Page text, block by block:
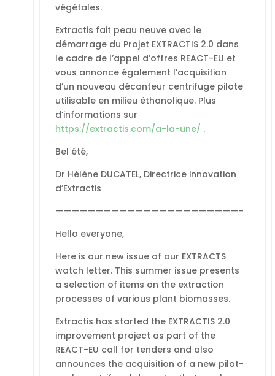
végétales.
Extractis fait peau neuve avec le
démarrage du Projet EXTRACTIS 2.0 dans
le cadre de l’appel d’offres REACT-EU et
vous annonce également l’acquisition
d’un nouveau décanteur centrifuge pilote
utilisable en milieu éthanolique. Plus
d’informations sur
https://extractis.com/a-la-une/ .
Bel été,
Dr Hélène DUCATEL, Directrice innovation
d’Extractis
———————————————————————-
Hello everyone,
Here is our new issue of our EXTRACTS
watch letter. This summer issue presents
a selection of items on the extraction
processes of various plant biomasses.
Extractis has started the EXTRACTIS 2.0
improvement project as part of the
REACT-EU call for tenders and also
announces the acquisition of a new pilot-